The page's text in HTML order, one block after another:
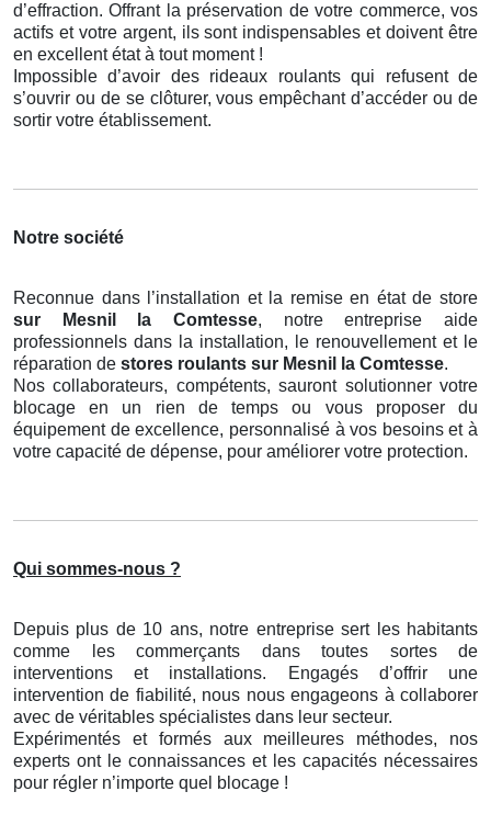
d’effraction. Offrant la préservation de votre commerce, vos
actifs et votre argent, ils sont indispensables et doivent être
en excellent état à tout moment !
Impossible d’avoir des rideaux roulants qui refusent de
s’ouvrir ou de se clôturer, vous empêchant d’accéder ou de
sortir votre établissement.
Notre société
Reconnue dans l’installation et la remise en état de store
sur Mesnil la Comtesse, notre entreprise aide
professionnels dans la installation, le renouvellement et le
réparation de stores roulants sur Mesnil la Comtesse.
Nos collaborateurs, compétents, sauront solutionner votre
blocage en un rien de temps ou vous proposer du
équipement de excellence, personnalisé à vos besoins et à
votre capacité de dépense, pour améliorer votre protection.
Qui sommes-nous ?
Depuis plus de 10 ans, notre entreprise sert les habitants
comme les commerçants dans toutes sortes de
interventions et installations. Engagés d’offrir une
intervention de fiabilité, nous nous engageons à collaborer
avec de véritables spécialistes dans leur secteur.
Expérimentés et formés aux meilleures méthodes, nos
experts ont le connaissances et les capacités nécessaires
pour régler n’importe quel blocage !